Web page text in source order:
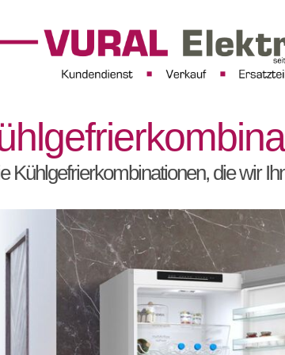
Kühlgefrierkombinationen, die wir